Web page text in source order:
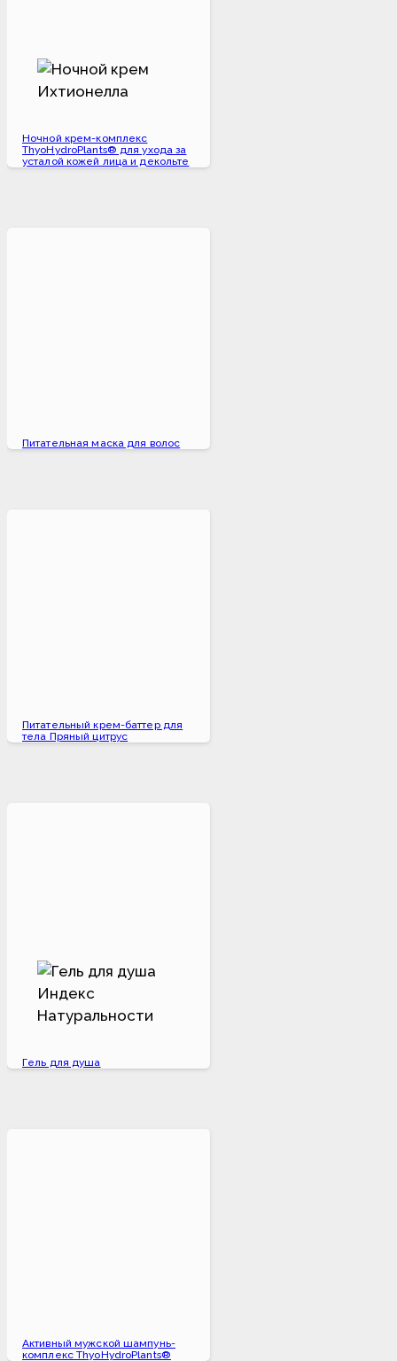
Ночной крем-комплекс
ThyoHydroPlants® для ухода за
усталой кожей лица и декольте
Питательная маска для волос
Питательный крем-баттер для
тела Пряный цитрус
Гель для душа
Активный мужской шампунь-
комплекс ThyoHydroPlants®